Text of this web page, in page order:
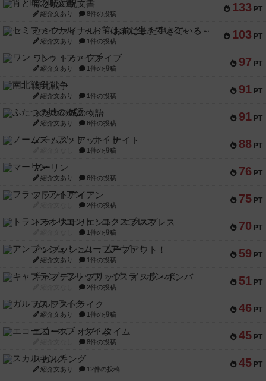
133 PT
宵と暁の呪文書
紹介文あり 8件の投稿
103 PT
セミファイナル ～お前はまだ生きている～
紹介文あり 1件の投稿
97 PT
ワン・トゥ・ファイブ
紹介文あり 1件の投稿
91 PT
南北戦争
紹介文あり 1件の投稿
91 PT
ふたつの城の物語
紹介文あり 6件の投稿
88 PT
ノームズ・アット・ナイト
1件の投稿
76 PT
マーリン
紹介文あり 6件の投稿
75 PT
フラットアイアン
2件の投稿
70 PT
トランスオリエント・エクスプレス
1件の投稿
59 PT
アンブッシュ！：ムーブアウト！
紹介文あり 1件の投稿
51 PT
キャプテン・フリップ：イスラ・ボンバ
2件の投稿
46 PT
ガルフストライク
紹介文あり 1件の投稿
45 PT
エコーズ・オブ・タイム
8件の投稿
45 PT
スカルキング
紹介文あり 12件の投稿